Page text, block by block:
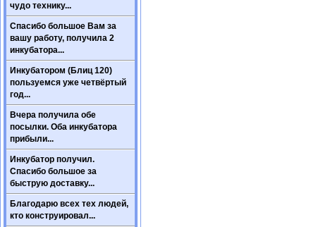
чудо технику...
Спасибо большое Вам за
вашу работу, получила 2
инкубатора...
Инкубатором (Блиц 120)
пользуемся уже четвёртый
год...
Вчера получила обе
посылки. Оба инкубатора
прибыли...
Инкубатор получил.
Спасибо большое за
быструю доставку...
Благодарю всех тех людей,
кто конструировал...